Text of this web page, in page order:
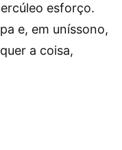
esforço.
e, em uníssono,
a coisa,